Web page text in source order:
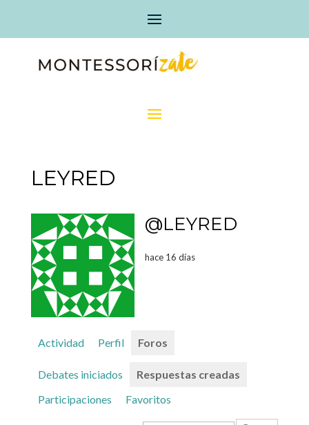
LEYRED
@LEYRED
hace 16 días
Actividad Perfil Foros
Debates iniciados
Respuestas creadas
Participaciones
Favoritos